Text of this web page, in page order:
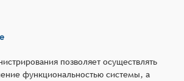
позволяет осуществлять
функциональностью системы, а